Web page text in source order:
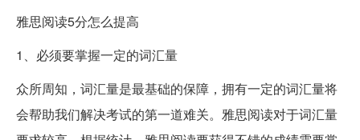
雅思阅读5分怎么提高
1、必须要掌握一定的词汇量
众所周知，词汇量是最基础的保障，拥有一定的词汇量将
会帮助我们解决考试的第一道难关。雅思阅读对于词汇量